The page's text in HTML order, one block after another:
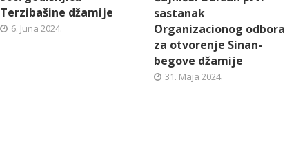
Terzibašine džamije
6. Juna 2024.
sastanak
Organizacionog odbora
za otvorenje Sinan-
begove džamije
31. Maja 2024.